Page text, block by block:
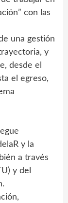
con las
una gestión
y
desde el
el egreso,
y la
a través
y del